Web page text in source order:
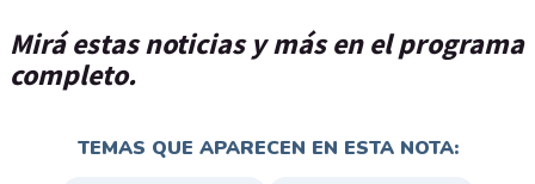
Mirá estas noticias y más en el programa
completo.
TEMAS QUE APARECEN EN ESTA NOTA: